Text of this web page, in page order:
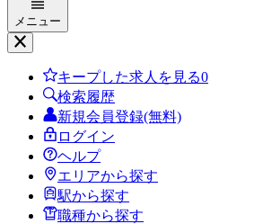
メニュー
キープした求人を見る0
検索履歴
新規会員登録(無料)
ログイン
ヘルプ
エリアから探す
駅から探す
職種から探す